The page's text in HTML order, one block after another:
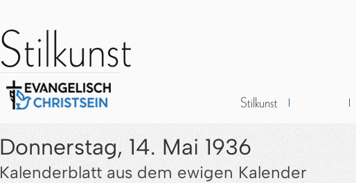
Donnerstag, 14. Mai 1936
Kalenderblatt aus dem ewigen Kalender